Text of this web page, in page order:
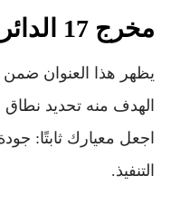
مخرج 17 الدائري الشرقي
يظهر هذا العنوان ضمن
الهدف منه تحديد نطاق
اجعل معيارك ثابتًا:
التنفيذ.